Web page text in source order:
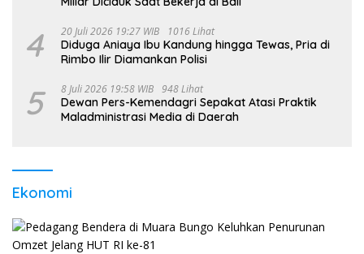
4 20 Juli 2026 19:27 WIB 1016 Lihat
Diduga Aniaya Ibu Kandung hingga Tewas, Pria di
Rimbo Ilir Diamankan Polisi
5 8 Juli 2026 19:58 WIB 948 Lihat
Dewan Pers-Kemendagri Sepakat Atasi Praktik
Maladministrasi Media di Daerah
Ekonomi